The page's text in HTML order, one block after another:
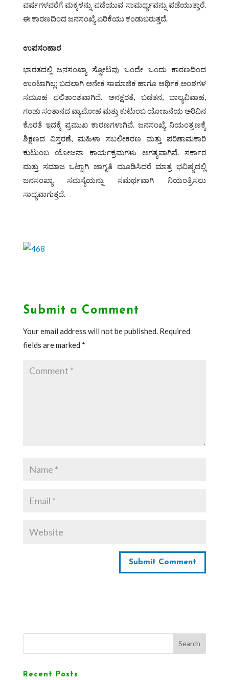
ವರ್ಷಗಳವರೆಗೆ ಮಕ್ಕಳನ್ನು ಪಡೆಯುವ ಸಾಮರ್ಥ್ಯವನ್ನು ಪಡೆಯುತ್ತಾರೆ.
ಈ ಕಾರಣದಿಂದ ಜನಸಂಖ್ಯೆ ಏರಿಕೆಯು ಕಂಡುಬರುತ್ತದೆ.
ಉಪಸಂಹಾರ
ಭಾರತದಲ್ಲಿ ಜನಸಂಖ್ಯಾ ಸ್ಫೋಟವು ಒಂದೇ ಒಂದು ಕಾರಣದಿಂದ
ಉಂಟಾಗಿಲ್ಲ; ಬದಲಾಗಿ ಅನೇಕ ಸಾಮಾಜಿಕ ಹಾಗೂ ಆರ್ಥಿಕ ಅಂಶಗಳ
ಸಮೂಹ ಫಲಿತಾಂಶವಾಗಿದೆ. ಅನಕ್ಷರತೆ, ಬಡತನ, ಬಾಲ್ಯವಿವಾಹ,
ಗಂಡು ಸಂತಾನದ ವ್ಯಾಮೋಹ ಮತ್ತು ಕುಟುಂಬ ಯೋಜನೆಯ ಅರಿವಿನ
ಕೊರತೆ ಇದಕ್ಕೆ ಪ್ರಮುಖ ಕಾರಣಗಳಾಗಿವೆ. ಜನಸಂಖ್ಯೆ ನಿಯಂತ್ರಣಕ್ಕೆ
ಶಿಕ್ಷಣದ ವಿಸ್ತರಣೆ, ಮಹಿಳಾ ಸಬಲೀಕರಣ ಮತ್ತು ಪರಿಣಾಮಕಾರಿ
ಕುಟುಂಬ ಯೋಜನಾ ಕಾರ್ಯಕ್ರಮಗಳು ಅಗತ್ಯವಾಗಿವೆ. ಸರ್ಕಾರ
ಮತ್ತು ಸಮಾಜ ಒಟ್ಟಾಗಿ ಜಾಗೃತಿ ಮೂಡಿಸಿದರೆ ಮಾತ್ರ ಭವಿಷ್ಯದಲ್ಲಿ
ಜನಸಂಖ್ಯಾ ಸಮಸ್ಯೆಯನ್ನು ಸಮರ್ಥವಾಗಿ ನಿಯಂತ್ರಿಸಲು
ಸಾಧ್ಯವಾಗುತ್ತದೆ.
Submit a Comment
Your email address will not be published. Required
fields are marked *
Search
Recent Posts